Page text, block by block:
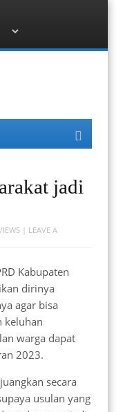
jadi
| LEAVE A
Kabupaten
dirinya
agar bisa
keluhan
warga dapat
2023.
secara
usulan yang